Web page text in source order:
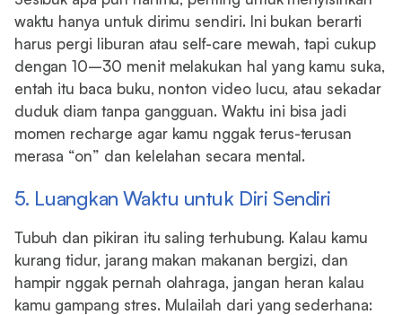
waktu hanya untuk dirimu sendiri. Ini bukan berarti
harus pergi liburan atau self-care mewah, tapi cukup
dengan 10–30 menit melakukan hal yang kamu suka,
entah itu baca buku, nonton video lucu, atau sekadar
duduk diam tanpa gangguan. Waktu ini bisa jadi
momen recharge agar kamu nggak terus-terusan
merasa “on” dan kelelahan secara mental.
5. Luangkan Waktu untuk Diri Sendiri
Tubuh dan pikiran itu saling terhubung. Kalau kamu
kurang tidur, jarang makan makanan bergizi, dan
hampir nggak pernah olahraga, jangan heran kalau
kamu gampang stres. Mulailah dari yang sederhana: